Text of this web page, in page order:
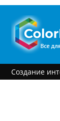
Создание